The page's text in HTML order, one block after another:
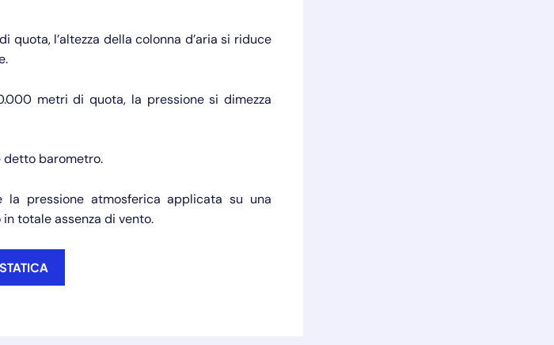
quota, l’altezza della colonna d’aria si riduce
metri di quota, la pressione si dimezza
detto barometro.
pressione atmosferica applicata su una
totale assenza di vento.